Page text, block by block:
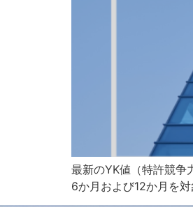
最新のYK値（特許競争
6か月および12か月を